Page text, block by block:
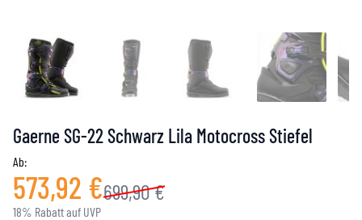
Gaerne SG-22 Schwarz Lila Motocross Stiefel
Ab:
573,92 €699,90 €
18% Rabatt auf UVP